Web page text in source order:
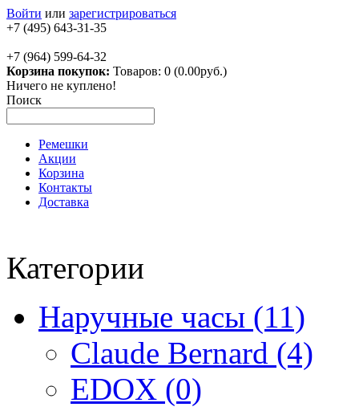
Войти или зарегистрироваться
+7 (495) 643-31-35
+7 (964) 599-64-32
Корзина покупок: Товаров: 0 (0.00руб.)
Ничего не куплено!
Поиск
Ремешки
Акции
Корзина
Контакты
Доставка
Категории
Наручные часы (11)
Claude Bernard (4)
EDOX (0)